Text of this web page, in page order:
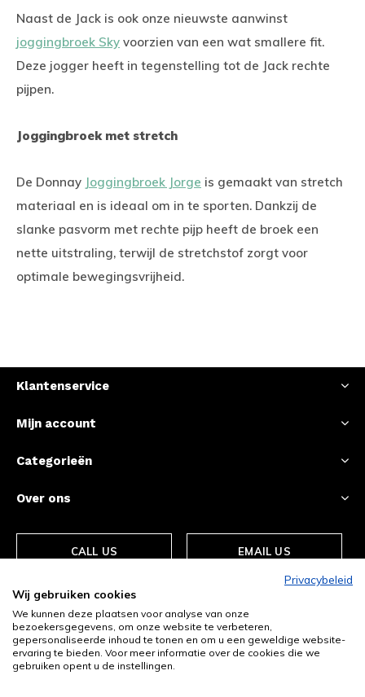
Naast de Jack is ook onze nieuwste aanwinst
joggingbroek Sky voorzien van een wat smallere fit.
Deze jogger heeft in tegenstelling tot de Jack rechte
pijpen.
Joggingbroek met stretch
De Donnay Joggingbroek Jorge is gemaakt van stretch
materiaal en is ideaal om in te sporten. Dankzij de
slanke pasvorm met rechte pijp heeft de broek een
nette uitstraling, terwijl de stretchstof zorgt voor
optimale bewegingsvrijheid.
Klantenservice
Mijn account
Categorieën
Over ons
CALL US EMAIL US
Privacybeleid
Wij gebruiken cookies
We kunnen deze plaatsen voor analyse van onze
bezoekersgegevens, om onze website te verbeteren,
gepersonaliseerde inhoud te tonen en om u een geweldige website-
ervaring te bieden. Voor meer informatie over de cookies die we
gebruiken opent u de instellingen.